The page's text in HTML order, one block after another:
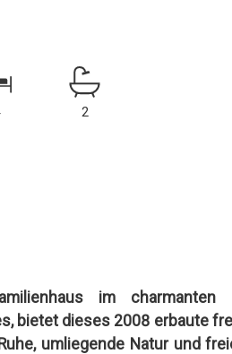
2
im charmanten
bietet dieses 2008 erbaute
umliegende Natur und